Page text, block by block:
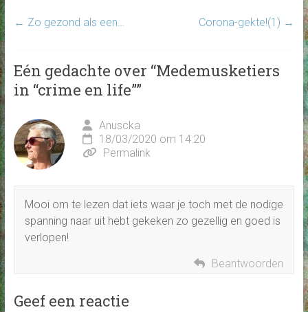
← Zo gezond als een… Corona-gekte!(1) →
Eén gedachte over “Medemusketiers
in “crime en life””
Anuscka
18/03/2020 om 14:20
Permalink
Mooi om te lezen dat iets waar je toch met de nodige
spanning naar uit hebt gekeken zo gezellig en goed is
verlopen!
Beantwoorden
Geef een reactie